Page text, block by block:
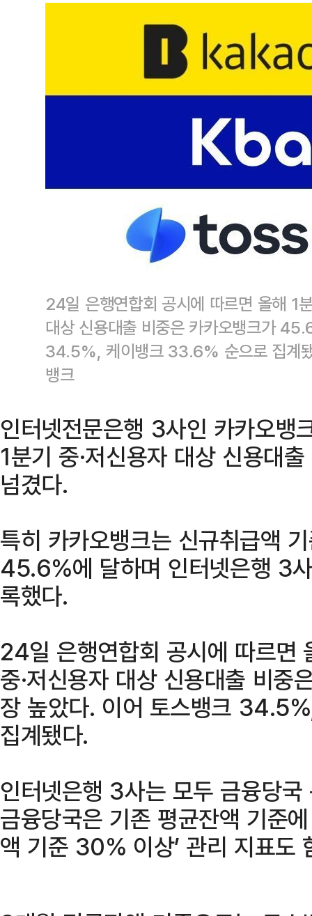
24일 은행연합회 공시에 따르면 올해 1
대상 신용대출 비중은 카카오뱅크가
34.5%, 케이뱅크 33.6% 순으로 집계
뱅크
인터넷전문은행 3사인 카카오뱅
1분기 중·저신용자 대상 신용대
넘겼다.
특히 카카오뱅크는 신규취급액
45.6%에 달하며 인터넷은행 3
록했다.
24일 은행연합회 공시에 따르면
중·저신용자 대상 신용대출 비
장 높았다. 이어 토스뱅크
집계됐다.
인터넷은행 3사는 모두 금융당
금융당국은 기존 평균잔액 기준
액 기준 30% 이상’ 관리 지표도